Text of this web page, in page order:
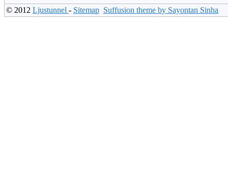
© 2012 Ljustunnel - Sitemap Suffusion theme by Sayontan Sinha